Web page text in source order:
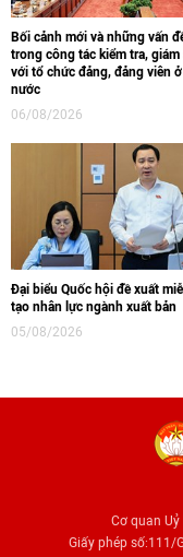
Bối cảnh mới và những vấn
trong công tác kiểm tra, giám
với tổ chức đảng, đảng viên
nước
06/08/2026
Đại biểu Quốc hội đề xuất
tạo nhân lực ngành xuất bản
05/08/2026
Cơ quan Uỷ
Giấy phép số:111/